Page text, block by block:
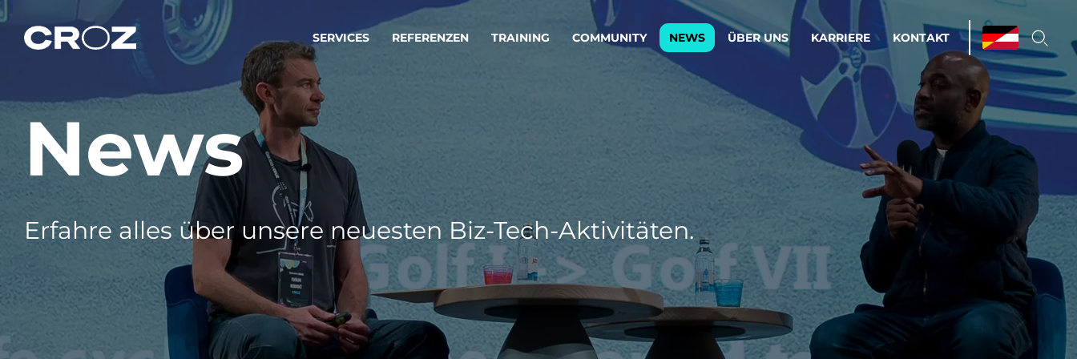
SERVICES
Strategie & Service Design
Wir verwandeln Ihre Ideen in erfolgreiche
Produkte & Dienstleistungen.
Operations & Managed Services
Betriebsprozesse optimieren. Stabilität und
Effizienz statt Nervenkitzel.
Software, Data & AI Engineering
Wir schaffen Produkte und Dienstleistungen, die langfristig bestehen.
IT-
Integrationslösungen
KI-Lösungen mit
industriellem
Reifegrad
Cloud-Umgebungen
Die richtige Cloud-Strategie
als Fundament für
Infrastruktur
Automatisierung
REFERENZEN TRAINING COMMUNITY NEWS ÜBER UNS KARRIERE KONTAKT
News
Erfahre alles über unsere neuesten Biz-Tech-Aktivitäten.